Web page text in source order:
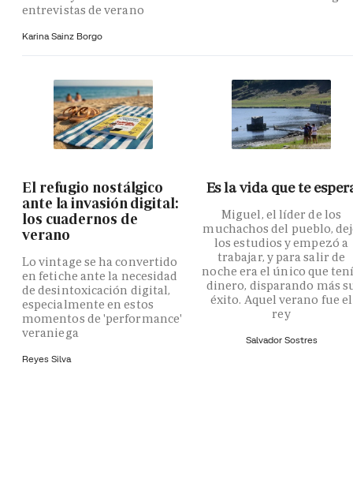
entrevistas de verano
Karina Sainz Borgo
El refugio nostálgico
ante la invasión digital:
los cuadernos de
verano
Lo vintage se ha convertido
en fetiche ante la necesidad
de desintoxicación digital,
especialmente en estos
momentos de 'performance'
veraniega
Reyes Silva
Es la vida que te
Miguel, el líder de los
muchachos del pueblo,
los estudios y empezó a
trabajar, y para salir de
noche era el único que
dinero, disparando más
éxito. Aquel verano fue el
rey
Salvador Sostres